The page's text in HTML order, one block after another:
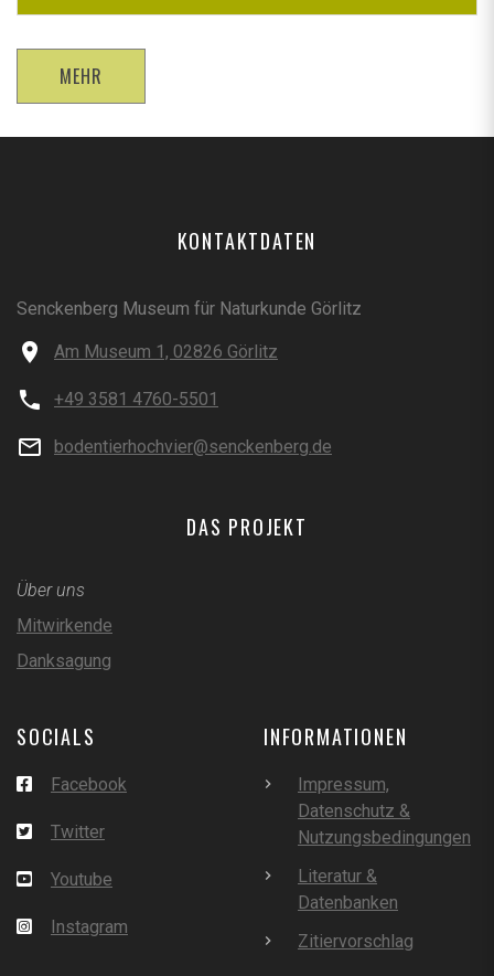
MEHR
KONTAKTDATEN
Senckenberg Museum für Naturkunde Görlitz
Am Museum 1, 02826 Görlitz
+49 3581 4760-5501
bodentierhochvier@senckenberg.de
DAS PROJEKT
Über uns
Mitwirkende
Danksagung
SOCIALS
Facebook
Twitter
Youtube
Instagram
INFORMATIONEN
Impressum,
Datenschutz &
Nutzungsbedingungen
Literatur &
Datenbanken
Zitiervorschlag